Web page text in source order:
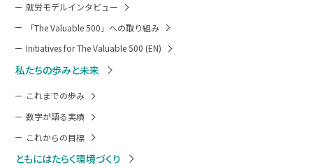
就労モデルインタビュー
「The Valuable 500」への取り組み
Initiatives for The Valuable 500 (EN)
私たちの歩みと未来
これまでの歩み
数字が語る実績
これからの目標
ともにはたらく環境づくり